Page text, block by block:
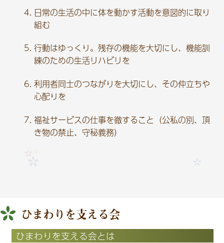
日常の生活の中に体を動かす活動を意図的に取り
組む
行動はゆっくり。残存の機能を大切にし、機能訓
練のための生活リハビリを
利用者同士のつながりを大切にし、その仲立ちや
心配りを
福祉サービスの仕事を徹すること（公私の別、頂
き物の禁止、守秘義務）
ひまわりを支える会
ひまわりを支える会とは